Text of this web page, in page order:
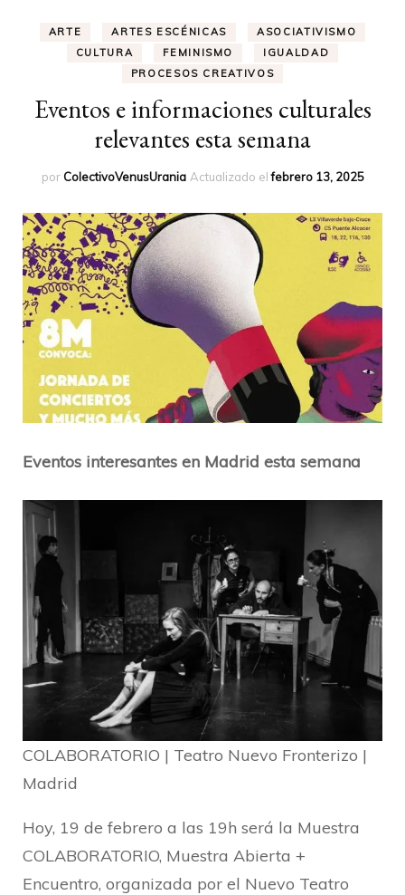
ARTE ARTES ESCÉNICAS
ASOCIATIVISMO
CULTURA
FEMINISMO
IGUALDAD
PROCESOS CREATIVOS
Eventos e informaciones culturales
relevantes esta semana
porColectivoVenusUrania Actualizado elfebrero 13, 2025
Eventos interesantes en Madrid esta semana
COLABORATORIO | Teatro Nuevo Fronterizo |
Madrid
Hoy, 19 de febrero a las 19h será la Muestra
COLABORATORIO, Muestra Abierta +
Encuentro, organizada por el Nuevo Teatro